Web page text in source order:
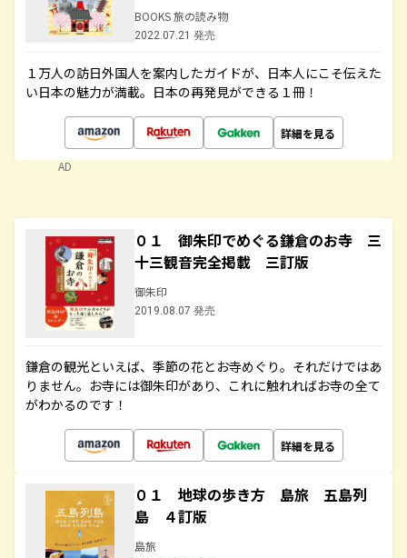
BOOKS 旅の読み物
2022.07.21 発売
１万人の訪日外国人を案内したガイドが、日本人にこそ伝えた
い日本の魅力が満載。日本の再発見ができる１冊！
詳細を見る
AD
０１ 御朱印でめぐる鎌倉のお寺 三
十三観音完全掲載 三訂版
御朱印
2019.08.07 発売
鎌倉の観光といえば、季節の花とお寺めぐり。それだけではあ
りません。お寺には御朱印があり、これに触れればお寺の全て
がわかるのです！
詳細を見る
０１ 地球の歩き方 島旅 五島列
島 ４訂版
島旅